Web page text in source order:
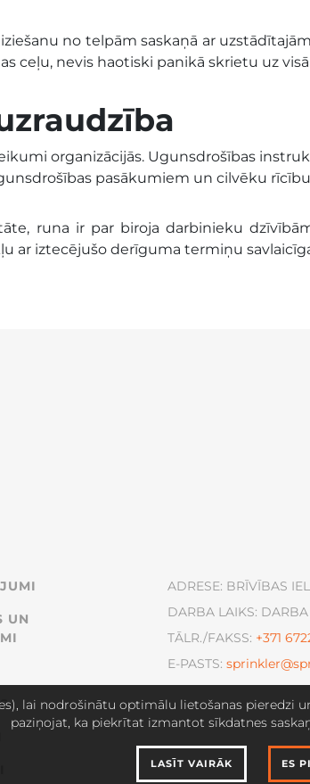
no telpām saskaņā ar
ceļu, nevis haotiski panikā skrietu uz
organizācijās. Ugunsdrošības
pasākumiem un cilvēku
runa ir par biroja darbinieku
ar iztecējušo derīguma termiņu
UN
ADRESE: BRĪVĪBAS
DARBA LAIKS:
TĀLR./FAKSS: +371
E-PASTS:
lai nodrošinātu optimālu lietošanas pieredzi
paziņojat, ka piekrītat izmantot sīkdatnes
LASĪT VAIRĀK ES